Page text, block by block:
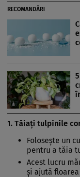
RECOMANDĂRI
1. Tăiați tulpinile
Folosește un
pentru a tăia
Acest lucru
și ajută